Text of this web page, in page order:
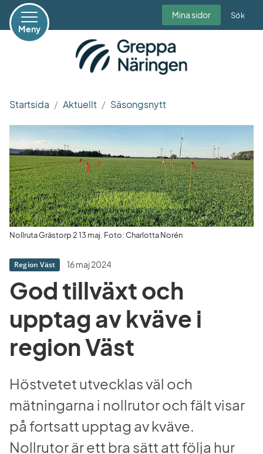
Mina sidor
Sök
Meny
Startsida Aktuellt Säsongsnytt
Nollruta Grästorp 2 13 maj. Foto: Charlotta Norén
Region Väst 16 maj 2024
God tillväxt och
upptag av kväve i
region Väst
Höstvetet utvecklas väl och
mätningarna i nollrutor och fält visar
på fortsatt upptag av kväve.
Nollrutor är ett bra sätt att följa hur